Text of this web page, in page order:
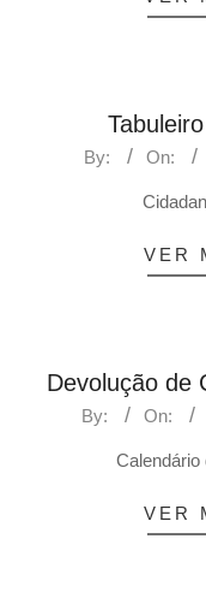
By: On:
VER
Devolução de
By: On:
Calendário
VER